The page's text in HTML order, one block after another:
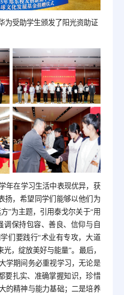
为受助学生颁发了阳光资助证
年在学习生活中表现优异，获
扬，希望同学们能够以他们为
”为主题，引用泰戈尔关于“用
调保持包容、善良、信仰与自
们要践行“术业有专攻，大道
，绽放美好与能量”。最后，
学期间务必重视学习，无论是
要扎实、准确掌握知识，珍惜
的精神与能力基础；二是培养